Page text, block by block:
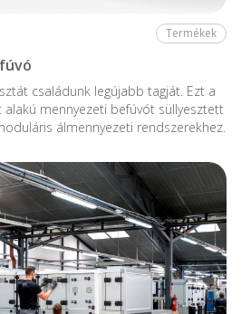
Termékek
családunk legújabb tagját. Ezt a
mennyezeti befúvót süllyesztett
álmennyezeti rendszerekhez.